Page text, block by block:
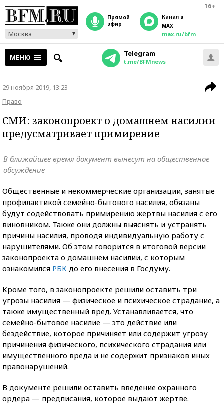
16+
Москва
прямой
эфир
Канал в
MAX
max.ru/bfm
МЕНЮ Telegram
t.me/BFMnews
29 ноября 2019, 13:23
Право
СМИ: законопроект о домашнем насилии
предусматривает примирение
В ближайшее время документ вынесут на общественное
обсуждение
Общественные и некоммерческие организации, занятые
профилактикой семейно-бытового насилия, обязаны
будут содействовать примирению жертвы насилия с его
виновником. Также они должны выяснять и устранять
причины насилия, проводя индивидуальную работу с
нарушителями. Об этом говорится в итоговой версии
законопроекта о домашнем насилии, с которым
ознакомился РБК до его внесения в Госдуму.
Кроме того, в законопроекте решили оставить три
угрозы насилия — физическое и психическое страдание, а
также имущественный вред. Устанавливается, что
семейно-бытовое насилие — это действие или
бездействие, которое причиняет или содержит угрозу
причинения физического, психического страдания или
имущественного вреда и не содержит признаков иных
правонарушений.
В документе решили оставить введение охранного
ордера — предписания, которое выдают жертве.